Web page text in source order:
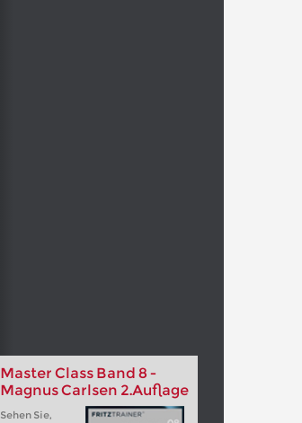
Master Class Band 8 -
Magnus Carlsen 2.Auflage
Sehen Sie,